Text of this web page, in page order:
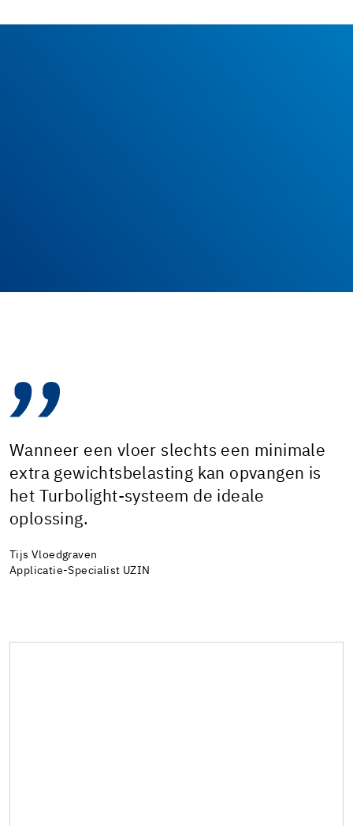
Wanneer een vloer slechts een minimale
extra gewichtsbelasting kan opvangen is
het Turbolight-systeem de ideale
oplossing.
Tijs Vloedgraven
Applicatie-Specialist UZIN